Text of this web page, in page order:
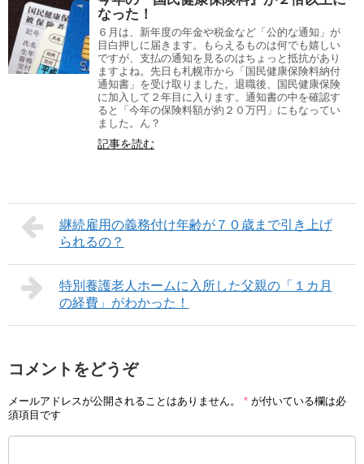
なった！
６月は、新年度の年金や税金など「公的な通知」が
目白押しに届きます。もらえるものは何でも嬉しい
ですが、支払の通知を見るのはちょっと抵抗があり
ますよね。先日も札幌市から「国民健康保険料納付
通知書」を受け取りました。退職後、国民健康保険
に加入して２年目に入ります。通知書の中を確認す
ると「今年の保険料額が約２０万円」にもなってい
ました。ん？
記事を読む
継続雇用の義務付け年齢が７０歳まで引き上げ
られるの？
特別養護老人ホームに入所した父親の「１カ月
の経費」がわかった！
コメントをどうぞ
メールアドレスが公開されることはありません。 * が付いている欄は必
須項目です